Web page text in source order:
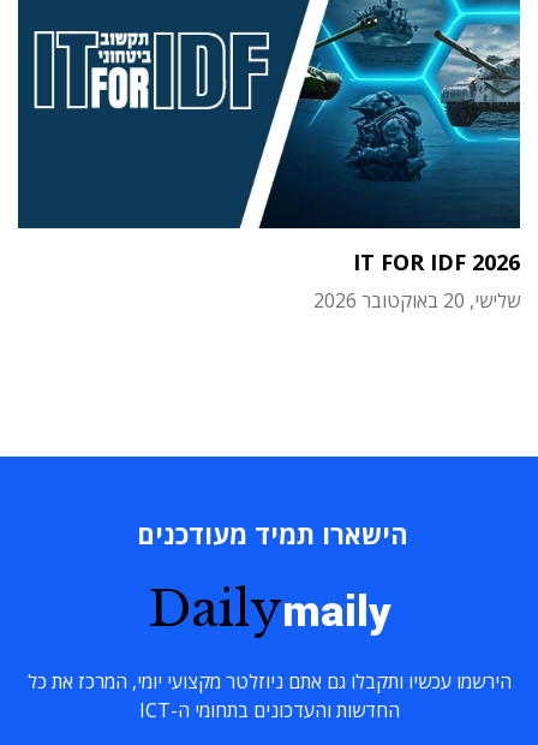
IT FOR IDF 2026
שלישי, 20 באוקטובר 2026
הישארו תמיד מעודכנים
Dailymaily
הירשמו עכשיו ותקבלו גם אתם ניוזלטר מקצועי יומי, המרכז את כל
החדשות והעדכונים בתחומי ה-ICT